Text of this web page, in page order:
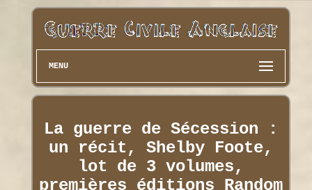
MENU
La guerre de Sécession :
un récit, Shelby Foote,
lot de 3 volumes,
premières éditions Random